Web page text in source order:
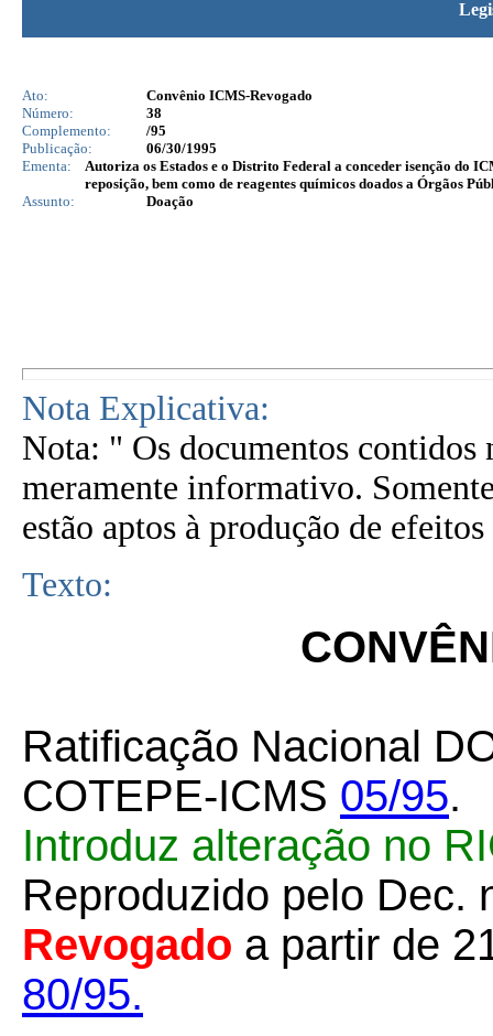
Ato:
Convênio ICMS-Revogado
Número:
38
Complemento:
/95
Publicação:
06/30/1995
Ementa:
Autoriza os Estados e o Distrito Federal a conceder isenção do
reposição, bem como de reagentes químicos doados a Órgãos
Assunto:
Doação
Nota Explicativa:
Nota: " Os documentos contidos
meramente informativo.
estão aptos à produção de
Texto:
Ratificação Nacional
COTEPE-ICMS 05/95.
Introduz alteração no
Reproduzido pelo Dec.
Revogado a partir de
80/95.